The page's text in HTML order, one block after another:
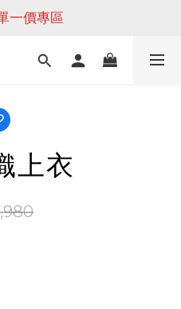
一價專區
上衣